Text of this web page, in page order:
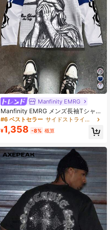
Manfinity EMRG
Manfinity EMRG メンズ長袖Tシャ
ツ、カジュアルでファッショナブ
ル、日常着用、秋
#6 ベストセラー サイドストライプ メンズTシャツ
¥1,358 -8% 概算